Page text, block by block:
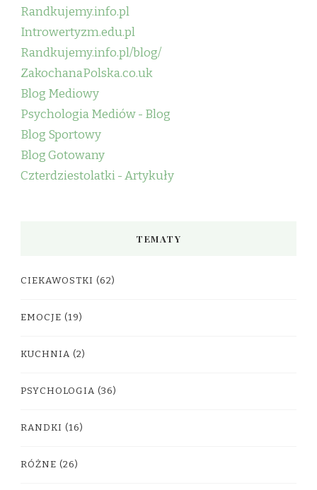
Randkujemy.info.pl
Introwertyzm.edu.pl
Randkujemy.info.pl/blog/
ZakochanaPolska.co.uk
Blog Mediowy
Psychologia Mediów - Blog
Blog Sportowy
Blog Gotowany
Czterdziestolatki - Artykuły
TEMATY
CIEKAWOSTKI (62)
EMOCJE (19)
KUCHNIA (2)
PSYCHOLOGIA (36)
RANDKI (16)
RÓŻNE (26)